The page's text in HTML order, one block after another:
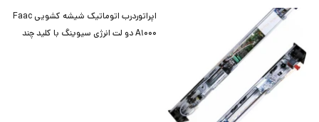
اپراتوردرب اتوماتیک شیشه کشویی Faac
A1000 دو لت انرژی سیوینگ با کلید چند